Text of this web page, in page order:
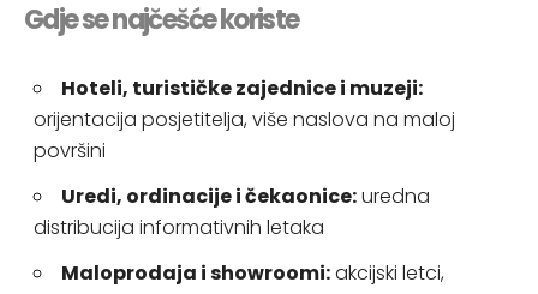
Gdje se najčešće koriste
Hoteli, turističke zajednice i muzeji:
orijentacija posjetitelja, više naslova na maloj
površini
Uredi, ordinacije i čekaonice:uredna
distribucija informativnih letaka
Maloprodaja i showroomi:akcijski letci,